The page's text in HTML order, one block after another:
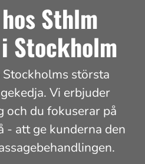
Sthlm
Stockholm
största
Vi erbjuder
du fokuserar på
- att ge kunderna den